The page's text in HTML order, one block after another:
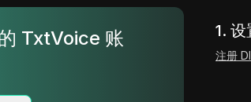
TxtVoice 账
1.
注册